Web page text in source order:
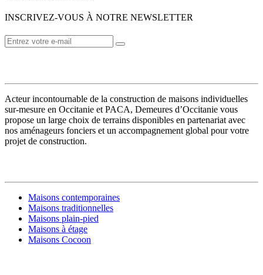
INSCRIVEZ-VOUS À NOTRE NEWSLETTER
Acteur incontournable de la construction de maisons individuelles
sur-mesure en Occitanie et PACA, Demeures d’Occitanie vous
propose un large choix de terrains disponibles en partenariat avec
nos aménageurs fonciers et un accompagnement global pour votre
projet de construction.
Maisons contemporaines
Maisons traditionnelles
Maisons plain-pied
Maisons à étage
Maisons Cocoon